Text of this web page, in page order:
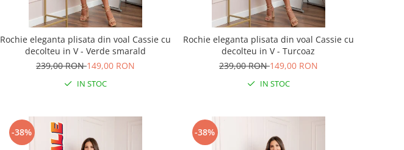
Rochie eleganta plisata din voal Cassie cu
decolteu in V - Verde smarald
239,00 RON149,00 RON
IN STOC
Rochie eleganta plisata din voal Cassie cu
decolteu in V - Turcoaz
239,00 RON149,00 RON
IN STOC
-38% -38%